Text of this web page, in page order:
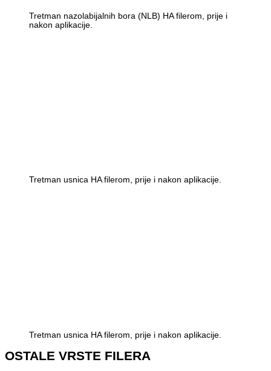
Tretman nazolabijalnih bora (NLB) HA filerom, prije i
nakon aplikacije.
Tretman usnica HA filerom, prije i nakon aplikacije.
Tretman usnica HA filerom, prije i nakon aplikacije.
OSTALE VRSTE FILERA